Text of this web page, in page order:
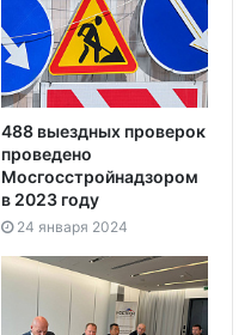
488 выездных проверок
проведено
Мосгосстройнадзором
в 2023 году
24 января 2024